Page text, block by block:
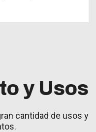
y Usos
cantidad de usos y